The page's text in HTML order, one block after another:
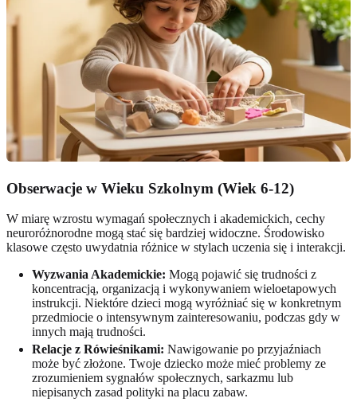
Obserwacje w Wieku Szkolnym (Wiek 6-12)
W miarę wzrostu wymagań społecznych i akademickich, cechy
neuroróżnorodne mogą stać się bardziej widoczne. Środowisko
klasowe często uwydatnia różnice w stylach uczenia się i interakcji.
Wyzwania Akademickie: Mogą pojawić się trudności z
koncentracją, organizacją i wykonywaniem wieloetapowych
instrukcji. Niektóre dzieci mogą wyróżniać się w konkretnym
przedmiocie o intensywnym zainteresowaniu, podczas gdy w
innych mają trudności.
Relacje z Rówieśnikami: Nawigowanie po przyjaźniach
może być złożone. Twoje dziecko może mieć problemy ze
zrozumieniem sygnałów społecznych, sarkazmu lub
niepisanych zasad polityki na placu zabaw.